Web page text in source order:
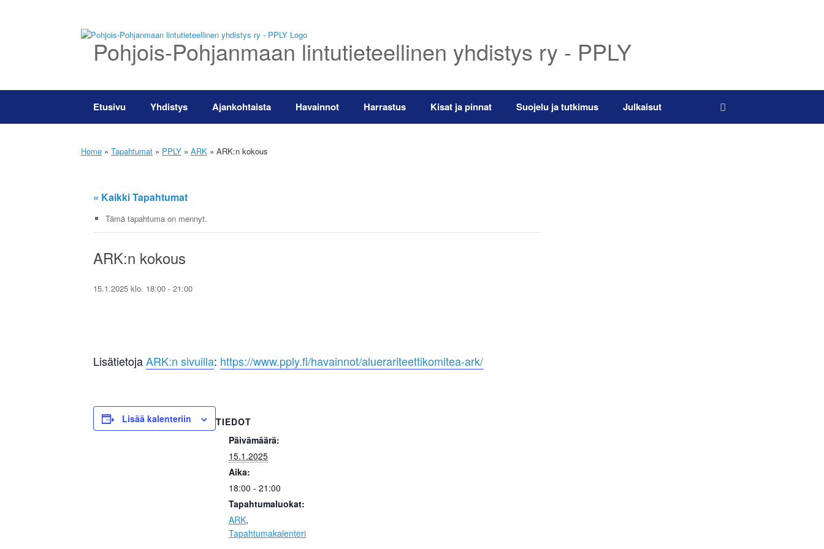
Pohjois-Pohjanmaan lintutieteellinen yhdistys ry - PPLY
Etusivu Yhdistys Ajankohtaista Havainnot Harrastus Kisat ja pinnat Suojelu ja tutkimus Julkaisut
Home » Tapahtumat » PPLY » ARK » ARK:n kokous
« Kaikki Tapahtumat
Tämä tapahtuma on mennyt.
ARK:n kokous
15.1.2025 klo. 18:00 - 21:00
LisätietojaARK:n sivuilla: https://www.pply.fi/havainnot/aluerariteettikomitea-ark/
Lisää kalenteriin
TIEDOT
Päivämäärä:
15.1.2025
Aika:
18:00 - 21:00
Tapahtumaluokat:
ARK,
Tapahtumakalenteri